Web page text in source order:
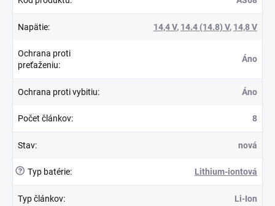
Napätie: 14,4 V, 14.4 (14.8) V, 14,8 V
Ochrana proti
preťaženiu:
Áno
Ochrana proti vybitiu: Áno
Počet článkov: 8
Stav: nová
? Typ batérie: Lithium-iontová
Typ článkov: Li-Ion